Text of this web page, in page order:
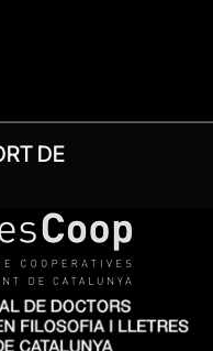
DE